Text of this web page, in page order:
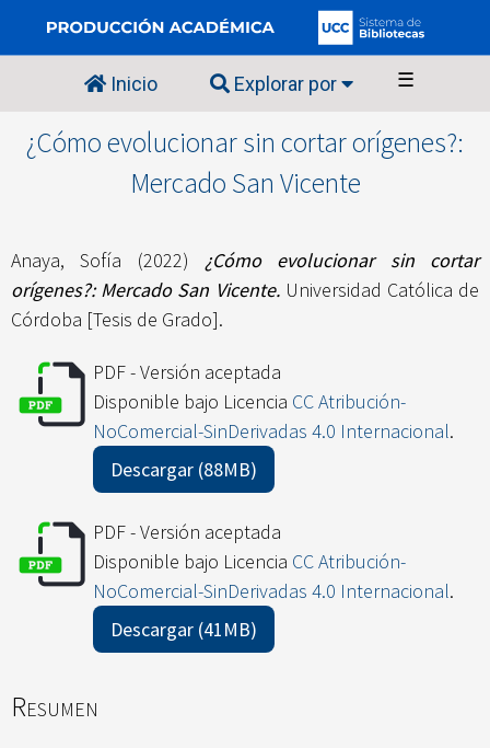
Inicio Explorar por ☰
¿Cómo evolucionar sin cortar orígenes?:
Mercado San Vicente
Anaya, Sofía (2022) ¿Cómo evolucionar sin cortar
orígenes?: Mercado San Vicente.Universidad Católica de
Córdoba [Tesis de Grado].
PDF - Versión aceptada
Disponible bajo Licencia CC Atribución-
NoComercial-SinDerivadas 4.0 Internacional.
Descargar (88MB)
PDF - Versión aceptada
Disponible bajo Licencia CC Atribución-
NoComercial-SinDerivadas 4.0 Internacional.
Descargar (41MB)
Resumen